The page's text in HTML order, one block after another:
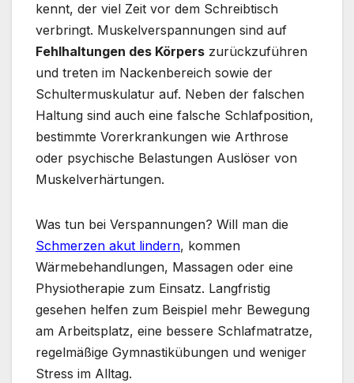
kennt, der viel Zeit vor dem Schreibtisch
verbringt. Muskelverspannungen sind auf
Fehlhaltungen des Körpers zurückzuführen
und treten im Nackenbereich sowie der
Schultermuskulatur auf. Neben der falschen
Haltung sind auch eine falsche Schlafposition,
bestimmte Vorerkrankungen wie Arthrose
oder psychische Belastungen Auslöser von
Muskelverhärtungen.
Was tun bei Verspannungen? Will man die
Schmerzen akut lindern, kommen
Wärmebehandlungen, Massagen oder eine
Physiotherapie zum Einsatz. Langfristig
gesehen helfen zum Beispiel mehr Bewegung
am Arbeitsplatz, eine bessere Schlafmatratze,
regelmäßige Gymnastikübungen und weniger
Stress im Alltag.